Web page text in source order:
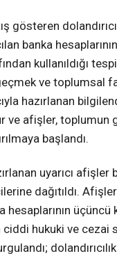
gösteren
banka
kullanıldığı
ve toplumsal
hazırlanan
ve afişler, toplumun
başlandı.
uyarıcı afişler
dağıtıldı.
hesaplarının üçüncü
ciddi hukuki ve cezai